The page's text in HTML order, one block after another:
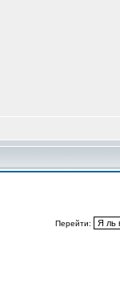
Перейти: